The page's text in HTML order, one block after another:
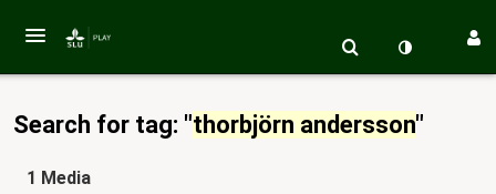
Search for tag: "thorbjörn andersson"
1 Media